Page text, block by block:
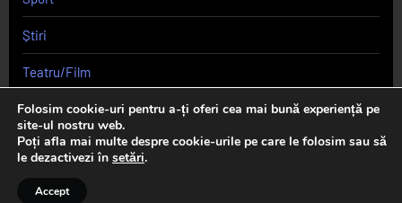
Știri
Teatru/Film
Uncategorized
Folosim cookie-uri pentru a-ți oferi cea mai bună experiență pe
site-ul nostru web.
Poți afla mai multe despre cookie-urile pe care le folosim sau să
le dezactivezi în setări.
Accept